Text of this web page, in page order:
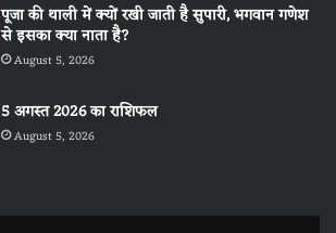
पूजा की थाली में क्यों रखी जाती है सुपारी, भगवान गणेश
से इसका क्या नाता है?
August 5, 2026
5 अगस्त 2026 का राशिफल
August 5, 2026